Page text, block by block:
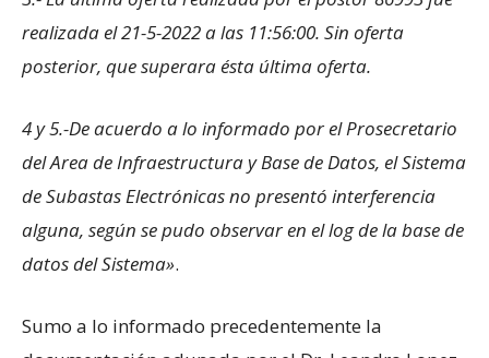
realizada el 21-5-2022 a las 11:56:00. Sin oferta
posterior, que superara ésta última oferta.
4 y 5.-De acuerdo a lo informado por el Prosecretario
del Area de Infraestructura y Base de Datos, el Sistema
de Subastas Electrónicas no presentó interferencia
alguna, según se pudo observar en el log de la base de
datos del Sistema».
Sumo a lo informado precedentemente la